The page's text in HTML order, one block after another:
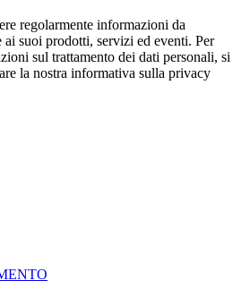
regolarmente informazioni da
suoi prodotti, servizi ed eventi. Per
sul trattamento dei dati personali, si
la nostra informativa sulla privacy